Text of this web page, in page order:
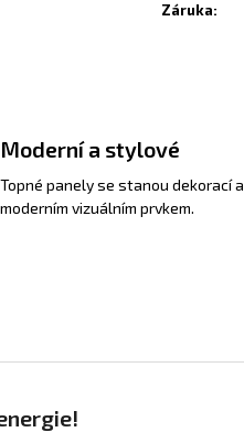
Záruka:
Moderní a stylové
Topné panely se stanou dekorací a
moderním vizuálním prvkem.